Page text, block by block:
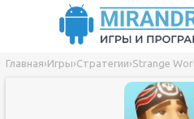
Главная›Игры›Стратегии›Strange